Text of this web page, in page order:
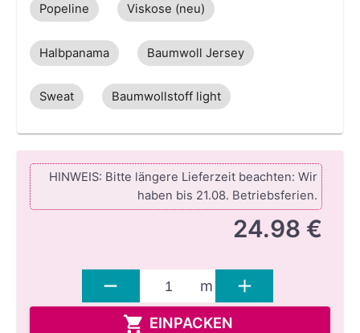
Popeline Viskose (neu)
Halbpanama Baumwoll Jersey
Sweat Baumwollstoff light
HINWEIS: Bitte längere Lieferzeit beachten: Wir
haben bis 21.08. Betriebsferien.
24.98 €
m
EINPACKEN